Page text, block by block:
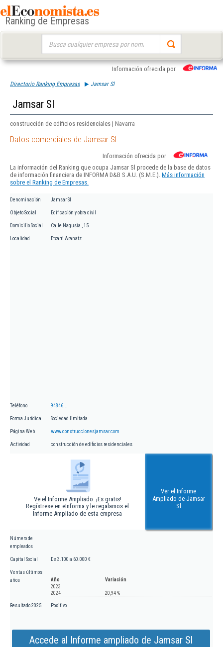
Ranking de Empresas
Información ofrecida por
Directorio Ranking Empresas Jamsar Sl
Jamsar Sl
construcción de edificios residenciales | Navarra
Datos comerciales de Jamsar Sl
Información ofrecida por
La información del Ranking que ocupa Jamsar Sl procede de la base de datos
de información financiera de INFORMA D&B S.A.U. (S.M.E.). Más información
sobre el Ranking de Empresas.
Denominación Jamsar Sl
Objeto Social Edificación y obra civil
Domicilio Social Calle Nagusia , 15
Localidad Etxarri Aranatz
Teléfono 94846...
Forma Jurídica Sociedad limitada
Página Web www.construccionesjamsar.com
Actividad construcción de edificios residenciales
Ve el Informe Ampliado. ¡Es gratis!
Regístrese en eInforma y le regalamos el
Informe Ampliado de esta empresa
Ver el Informe
Ampliado de Jamsar
Sl
Número de
empleados
Capital Social De 3.100 a 60.000 €
Ventas últimos
años
Año
Variación
2023
2024
20,94 %
Resultado 2025 Positivo
Accede al Informe ampliado de Jamsar Sl